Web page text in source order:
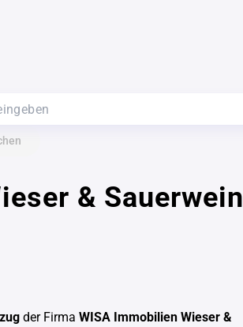
& Sauerwein
der Firma WISA Immobilien Wieser &